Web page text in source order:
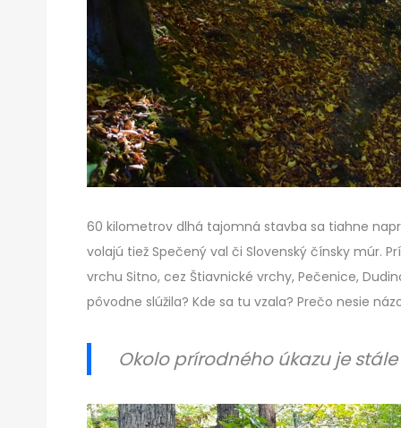
60 kilometrov dlhá tajomná stavba sa tiahne
volajú tiež Spečený val či Slovenský čínsky múr.
vrchu Sitno, cez Štiavnické vrchy, Pečenice,
pôvodne slúžila? Kde sa tu vzala? Prečo nesie
Okolo prírodného úkazu je